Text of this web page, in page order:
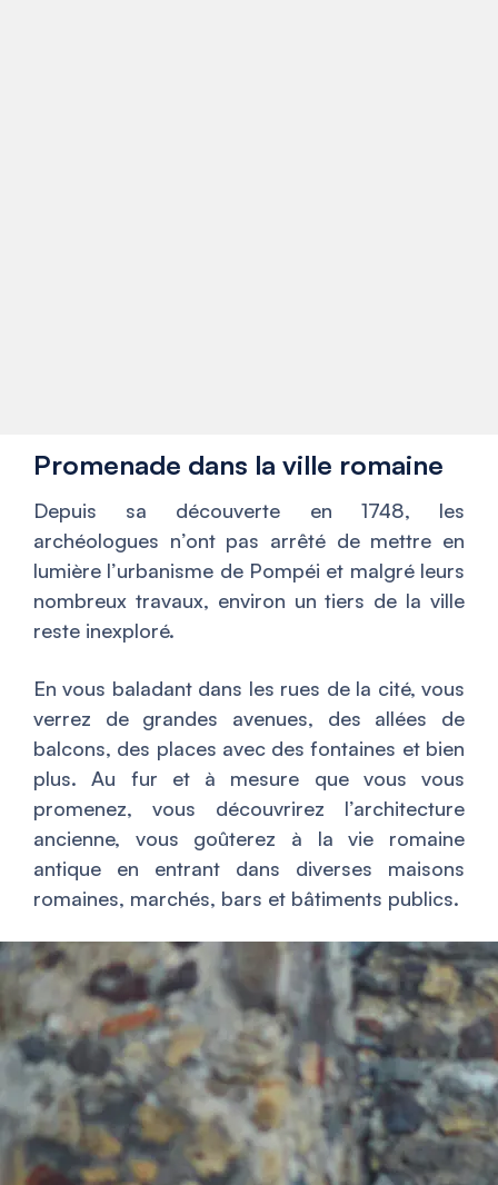
Promenade dans la ville romaine
Depuis sa découverte en 1748, les
archéologues n’ont pas arrêté de mettre en
lumière l’urbanisme de Pompéi et malgré leurs
nombreux travaux, environ un tiers de la ville
reste inexploré.
En vous baladant dans les rues de la cité, vous
verrez de grandes avenues, des allées de
balcons, des places avec des fontaines et bien
plus. Au fur et à mesure que vous vous
promenez, vous découvrirez l’architecture
ancienne, vous goûterez à la vie romaine
antique en entrant dans diverses maisons
romaines, marchés, bars et bâtiments publics.